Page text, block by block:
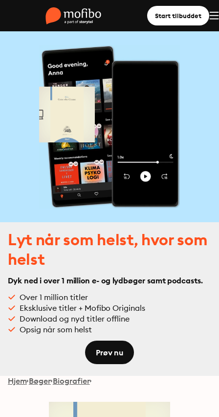
Start tilbuddet
Lyt når som helst, hvor som
helst
Dyk ned i over 1 million e- og lydbøger samt podcasts.
Over 1 million titler
Eksklusive titler + Mofibo Originals
Download og nyd titler offline
Opsig når som helst
Prøv nu
Hjem Bøger Biografier